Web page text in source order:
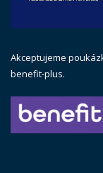
Akceptujeme
benefit-plus.